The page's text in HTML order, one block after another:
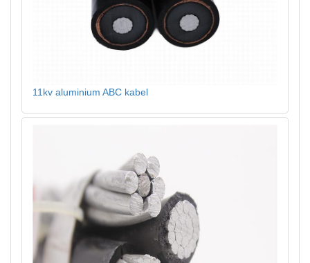
11kv aluminium ABC kabel